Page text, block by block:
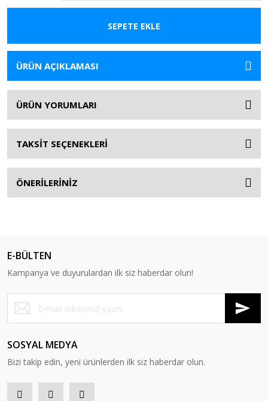
SEPETE EKLE
ÜRÜN AÇIKLAMASI
ÜRÜN YORUMLARI
TAKSİT SEÇENEKLERİ
ÖNERİLERİNİZ
E-BÜLTEN
Kampanya ve duyurulardan ilk siz haberdar olun!
SOSYAL MEDYA
Bizi takip edin, yeni ürünlerden ilk siz haberdar olun.